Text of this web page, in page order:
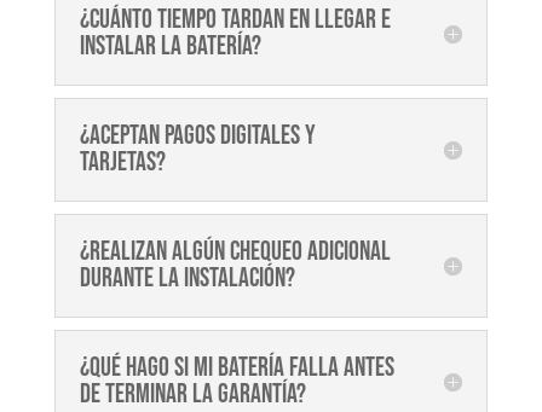
¿Cuánto tiempo tardan en llegar e
instalar la batería?
¿Aceptan pagos digitales y
tarjetas?
¿Realizan algún chequeo adicional
durante la instalación?
¿Qué hago si mi batería falla antes
de terminar la garantía?